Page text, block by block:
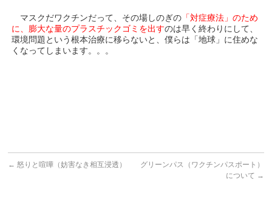
マスクだワクチンだって、その場しのぎの 「対症療法」のため
に、膨大な量のプラスチックゴミを出すのは早く終わりにして、
環境問題という根本治療に移らないと、僕らは「地球」に住めな
くなってしまいます。。。
← 怒りと喧嘩（妨害なき相互浸透）
グリーンパス（ワクチンパスポート）
について →